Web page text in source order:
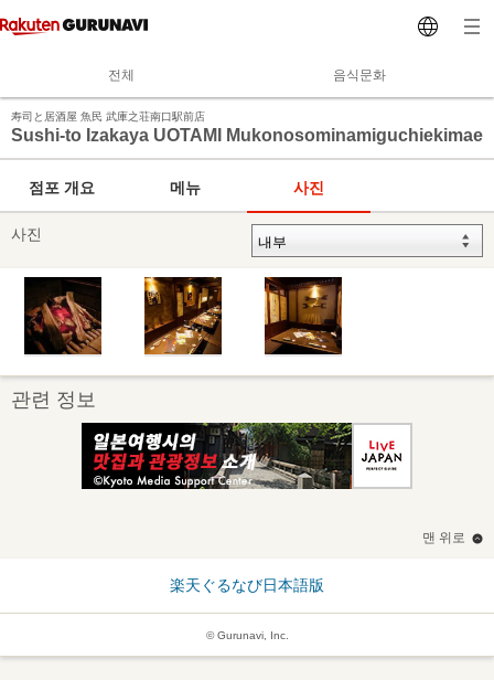
전체 음식문화
寿司と居酒屋 魚民 武庫之荘南口駅前店
Sushi-to Izakaya UOTAMI Mukonosominamiguchiekimae
점포 개요 메뉴 사진
사진
관련 정보
맨 위로
楽天ぐるなび日本語版
© Gurunavi, Inc.